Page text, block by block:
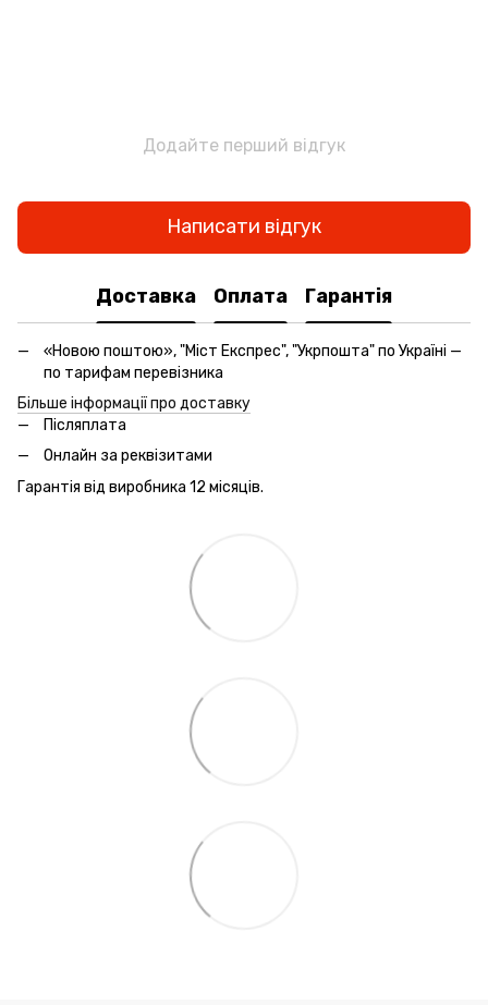
Додайте перший відгук
Написати відгук
Доставка Оплата Гарантія
«Новою поштою», "Міст Експрес", "Укрпошта" по Україні —
по тарифам перевізника
Більше інформації про доставку
Післяплата
Онлайн за реквізитами
Гарантія від виробника 12 місяців.